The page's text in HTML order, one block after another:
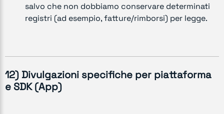
salvo che non dobbiamo conservare determinati
registri (ad esempio, fatture/rimborsi) per legge.
12) Divulgazioni specifiche per piattaforma
e SDK (App)